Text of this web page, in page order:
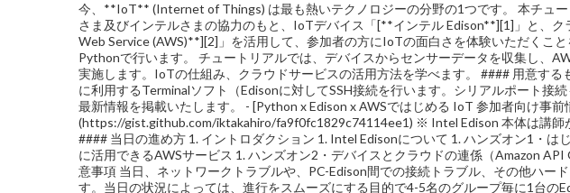
今、**IoT** (Internet of Things) は最も熱いテクノロジーの分野の1つです。 本チュ
さま及びインテルさまの協力のもと、IoTデバイス「[**インテル Edison**][1]」と、
Web Service (AWS)**][2]」を活用して、参加者の方にIoTの面白さを体験いただくこ
Pythonで行います。 チュートリアルでは、デバイスからセンサーデータを収集し、
実施します。IoTの仕組み、クラウドサービスの活用方法を学べます。 #### 用意する
に利用するTerminalソフト（Edisonに対してSSH接続を行います。シリアルポート接
最新情報を掲載いたします。 - [Python x Edison x AWSではじめる IoT 参加者向け事前
(https://gist.github.com/iktakahiro/fa9f0fc1829c74114ee1) ※ Intel Edison 本体は講師
#### 当日の進め方 1. イントロダクション 1. Intel Edisonについて 1. ハンズオン1・は
に活用できるAWSサービス 1. ハンズオン2・デバイスとクラウドの連係（Amazon
意事項 当日、ネットワークトラブルや、PC-Edison間での接続トラブル、その他ハー
す。当日の状況によっては、進行をスムーズにする目的で4-5名のグループ毎に1台の